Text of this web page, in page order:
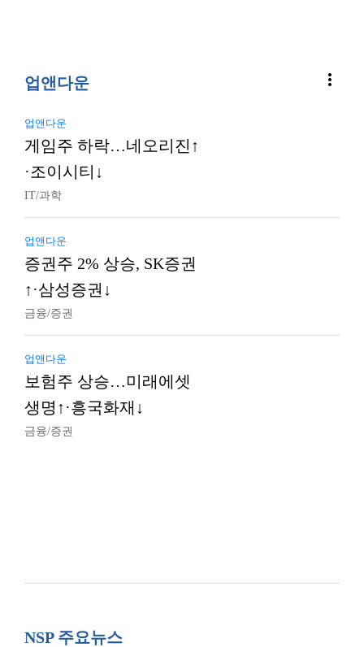
업앤다운 more_vert
업앤다운
게임주 하락…네오리진↑
·조이시티↓
IT/과학
업앤다운
증권주 2% 상승, SK증권
↑·삼성증권↓
금융/증권
업앤다운
보험주 상승…미래에셋
생명↑·흥국화재↓
금융/증권
NSP 주요뉴스